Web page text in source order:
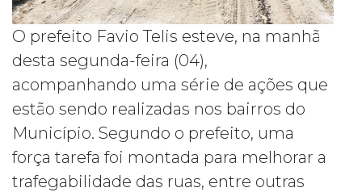
O prefeito Favio Telis esteve, na manhã
desta segunda-feira (04),
acompanhando uma série de ações que
estão sendo realizadas nos bairros do
Município. Segundo o prefeito, uma
força tarefa foi montada para melhorar a
trafegabilidade das ruas, entre outras